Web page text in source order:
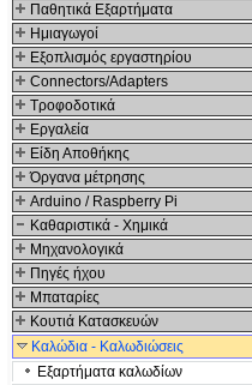
Παθητικά Εξαρτήματα
Hμιαγωγοί
Εξοπλισμός εργαστηρίου
Connectors/Adapters
Τροφοδοτικά
Εργαλεία
Είδη Αποθήκης
Όργανα μέτρησης
Arduino / Raspberry Pi
Καθαριστικά - Χημικά
Μηχανολογικά
Πηγές ήχου
Μπαταρίες
Κουτιά Κατασκευών
Καλώδια - Καλωδιώσεις
Εξαρτήματα καλωδίων